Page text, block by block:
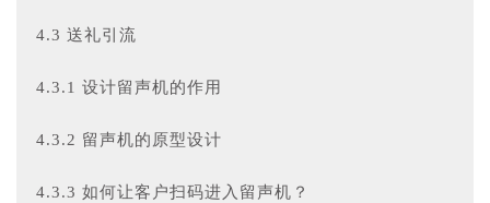
4.3 送礼引流
4.3.1 设计留声机的作用
4.3.2 留声机的原型设计
4.3.3 如何让客户扫码进入留声机？